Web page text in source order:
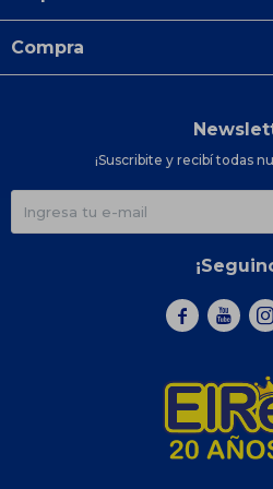
Compra
¡Suscribite y recibí todas
  